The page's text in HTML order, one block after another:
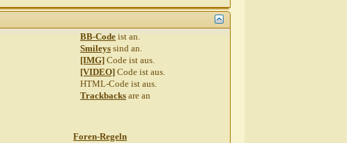
BB-Code istan.
Smileys sindan.
[IMG] Code istaus.
[VIDEO] Code istaus.
HTML-Code istaus.
Trackbacks arean
Foren-Regeln